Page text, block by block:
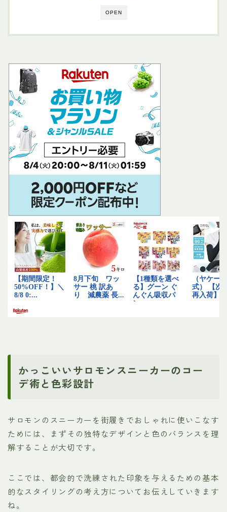
OPEN
かっこいいサロモンスニーカーのコー
デ術と色彩設計
サロモンのスニーカーを街履きでおしゃれに使いこなす
ためには、まずその独特なデザインと色のバランスを理
解することが大切です。
ここでは、都会的で洗練された印象を与えるための基本
的なスタイリングの考え方についてお伝えしていきます
ね。